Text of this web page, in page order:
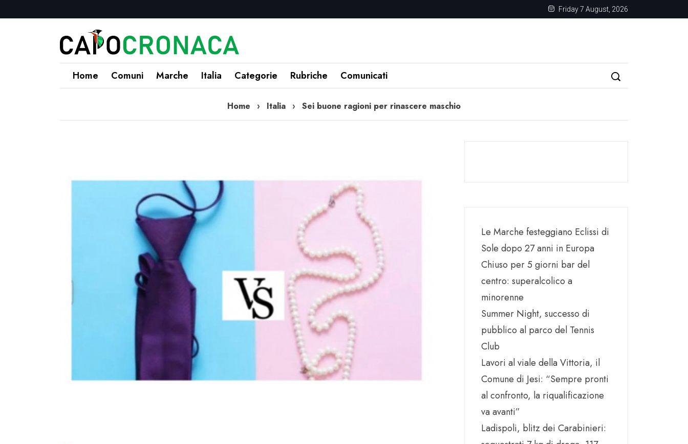
Friday 7 August, 2026
Home Comuni Marche Italia Categorie Rubriche Comunicati
Home › Italia › Sei buone ragioni per rinascere maschio
Le Marche festeggiano Eclissi di
Sole dopo 27 anni in Europa
Chiuso per 5 giorni bar del
centro: superalcolico a
minorenne
Summer Night, successo di
pubblico al parco del Tennis
Club
Lavori al viale della Vittoria, il
Comune di Jesi: “Sempre pronti
al confronto, la riqualificazione
va avanti”
Ladispoli, blitz dei Carabinieri: